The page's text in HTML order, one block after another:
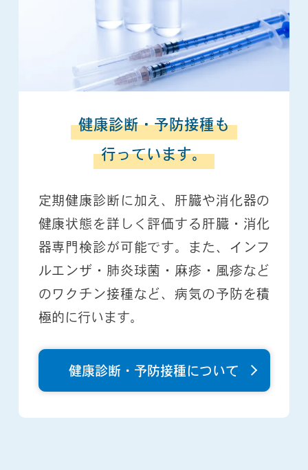
健康診断・予防接種も
行っています。
定期健康診断に加え、肝臓や消化器の
健康状態を詳しく評価する肝臓・消化
器専門検診が可能です。また、インフ
ルエンザ・肺炎球菌・麻疹・風疹など
のワクチン接種など、病気の予防を積
極的に行います。
健康診断・予防接種について